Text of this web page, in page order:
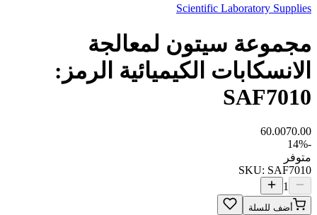
Scientific Laboratory Supplies
مجموعة سيتون لمعالجة
الانسكابات الكيميائية الرمز:
SAF7010
60.0070.00
14%
متوفر
SKU:SAF7010
أضف للسلة